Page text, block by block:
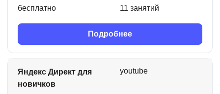
бесплатно 11 занятий
Подробнее
Яндекс Директ для
новичков
youtube